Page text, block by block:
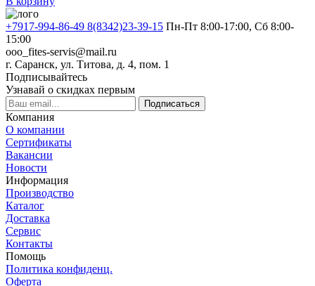
+7917-994-86-49 8(8342)23-39-15 Пн-Пт 8:00-17:00, Сб 8:00-
15:00
ooo_fites-servis@mail.ru
г. Саранск, ул. Титова, д. 4, пом. 1
Подписывайтесь
Узнавай о скидках первым
Подписаться
Компания
О компании
Сертификаты
Вакансии
Новости
Информация
Производство
Каталог
Доставка
Сервис
Контакты
Помощь
Политика конфиденц.
Оферта